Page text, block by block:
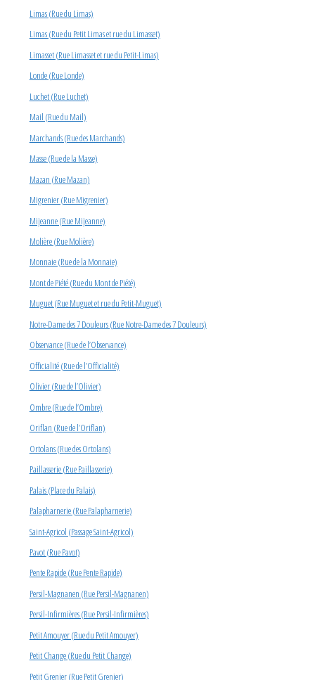
Limas (Rue du Limas)
Limas (Rue du Petit Limas et rue du Limasset)
Limasset (Rue Limasset et rue du Petit-Limas)
Londe (Rue Londe)
Luchet (Rue Luchet)
Mail (Rue du Mail)
Marchands (Rue des Marchands)
Masse (Rue de la Masse)
Mazan (Rue Mazan)
Migrenier (Rue Migrenier)
Mijeanne (Rue Mijeanne)
Molière (Rue Molière)
Monnaie (Rue de la Monnaie)
Mont de Piété (Rue du Mont de Piété)
Muguet (Rue Muguet et rue du Petit-Muguet)
Notre-Dame des 7 Douleurs (Rue Notre-Dame des 7 Douleurs)
Observance (Rue de l’Observance)
Officialité (Rue de l’Officialité)
Olivier (Rue de l’Olivier)
Ombre (Rue de l’Ombre)
Oriflan (Rue de l’Oriflan)
Ortolans (Rue des Ortolans)
Paillasserie (Rue Paillasserie)
Palais (Place du Palais)
Palapharnerie (Rue Palapharnerie)
Saint-Agricol (Passage Saint-Agricol)
Pavot (Rue Pavot)
Pente Rapide (Rue Pente Rapide)
Persil-Magnanen (Rue Persil-Magnanen)
Persil-Infirmières (Rue Persil-Infirmières)
Petit Amouyer (Rue du Petit Amouyer)
Petit Change (Rue du Petit Change)
Petit Grenier (Rue Petit Grenier)